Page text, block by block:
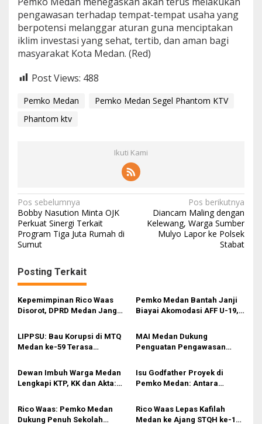
pengawasan terhadap tempat-tempat usaha yang
berpotensi melanggar aturan guna menciptakan
iklim investasi yang sehat, tertib, dan aman bagi
masyarakat Kota Medan. (Red)
Post Views: 488
Pemko Medan
Pemko Medan Segel Phantom KTV
Phantom ktv
Ikuti Kami
N
a
v
g
a
s
p
o
s
Pos sebelumnya
Bobby Nasution Minta OJK
Perkuat Sinergi Terkait
Program Tiga Juta Rumah di
Sumut
Pos berikutnya
Diancam Maling dengan
Kelewang, Warga Sumber
Mulyo Lapor ke Polsek
Stabat
Posting Terkait
Kepemimpinan Rico Waas
Disorot, DPRD Medan Jangan
Pemko Medan Bantah Janji
Biayai Akomodasi AFF U-19,
Jawab PSSI
LIPPSU: Bau Korupsi di MTQ
Medan ke-59 Terasa
MAI Medan Dukung
Penguatan Pengawasan
Mudik
Dewan Imbuh Warga Medan
Lengkapi KTP, KK dan Akta:
Semua Urusan
Isu Godfather Proyek di
Pemko Medan: Antara
yang Harus Dibenahi
Rico Waas: Pemko Medan
Dukung Penuh Sekolah
Rico Waas Lepas Kafilah
Medan ke Ajang STQH ke-19